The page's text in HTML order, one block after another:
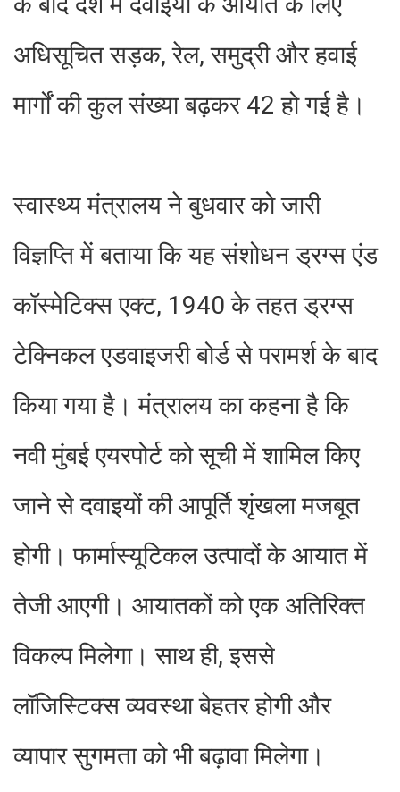
अधिसूचित सड़क, रेल, समुद्री और हवाई
मार्गों की कुल संख्या बढ़कर 42 हो गई है।
स्वास्थ्य मंत्रालय ने बुधवार को जारी
विज्ञप्ति में बताया कि यह संशोधन ड्रग्स एंड
कॉस्मेटिक्स एक्ट, 1940 के तहत ड्रग्स
टेक्निकल एडवाइजरी बोर्ड से परामर्श के बाद
किया गया है। मंत्रालय का कहना है कि
नवी मुंबई एयरपोर्ट को सूची में शामिल किए
जाने से दवाइयों की आपूर्ति शृंखला मजबूत
होगी। फार्मास्यूटिकल उत्पादों के आयात में
तेजी आएगी। आयातकों को एक अतिरिक्त
विकल्प मिलेगा। साथ ही, इससे
लॉजिस्टिक्स व्यवस्था बेहतर होगी और
व्यापार सुगमता को भी बढ़ावा मिलेगा।